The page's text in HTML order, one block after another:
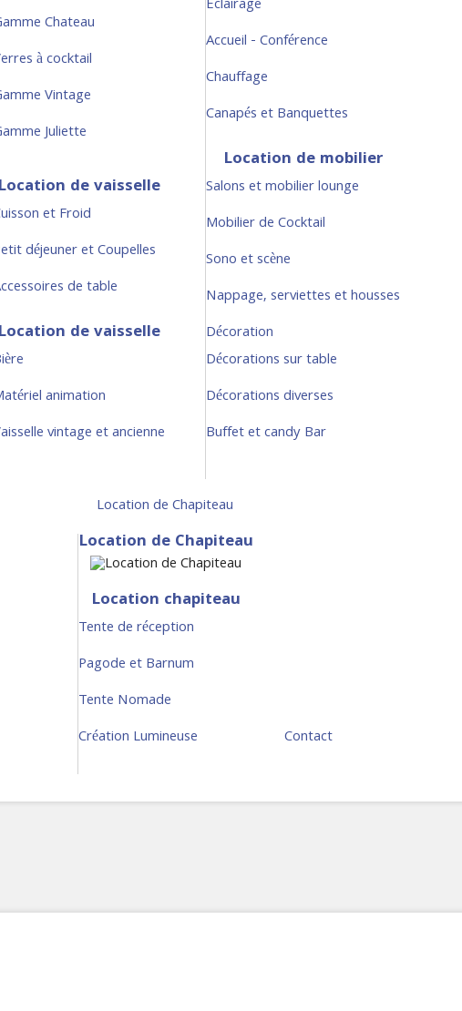
Chateau
à cocktail
Vintage
Juliette
Location de vaisselle
et Froid
déjeuner et Coupelles
de table
Location de vaisselle
animation
vintage et ancienne
Eclairage
Accueil - Conférence
Chauffage
Canapés et Banquettes
Location de mobilier
Salons et mobilier lounge
Mobilier de Cocktail
Sono et scène
Nappage, serviettes et housses
Décoration
Décorations sur table
Décorations diverses
Buffet et candy Bar
Location de Chapiteau
Location de Chapiteau
Location chapiteau
Tente de réception
Pagode et Barnum
Tente Nomade
Création Lumineuse
Contact